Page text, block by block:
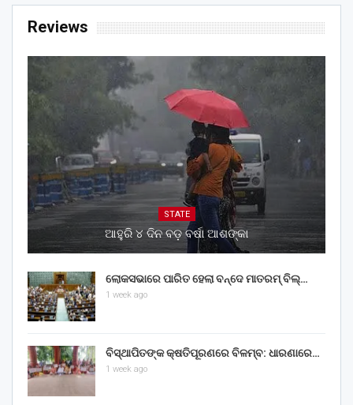
Reviews
STATE
ଆହୁରି ୪ ଦିନ ବଡ଼ ବର୍ଷା ଆଶଙ୍କା
ଲୋକସଭାରେ ପାରିତ ହେଲା ବନ୍ଦେ ମାତରମ୍‌ ବିଲ୍‌…
1 week ago
ବିସ୍ଥାପିତଙ୍କ କ୍ଷତିପୂରଣରେ ବିଳମ୍ବ: ଧାରଣାରେ…
1 week ago